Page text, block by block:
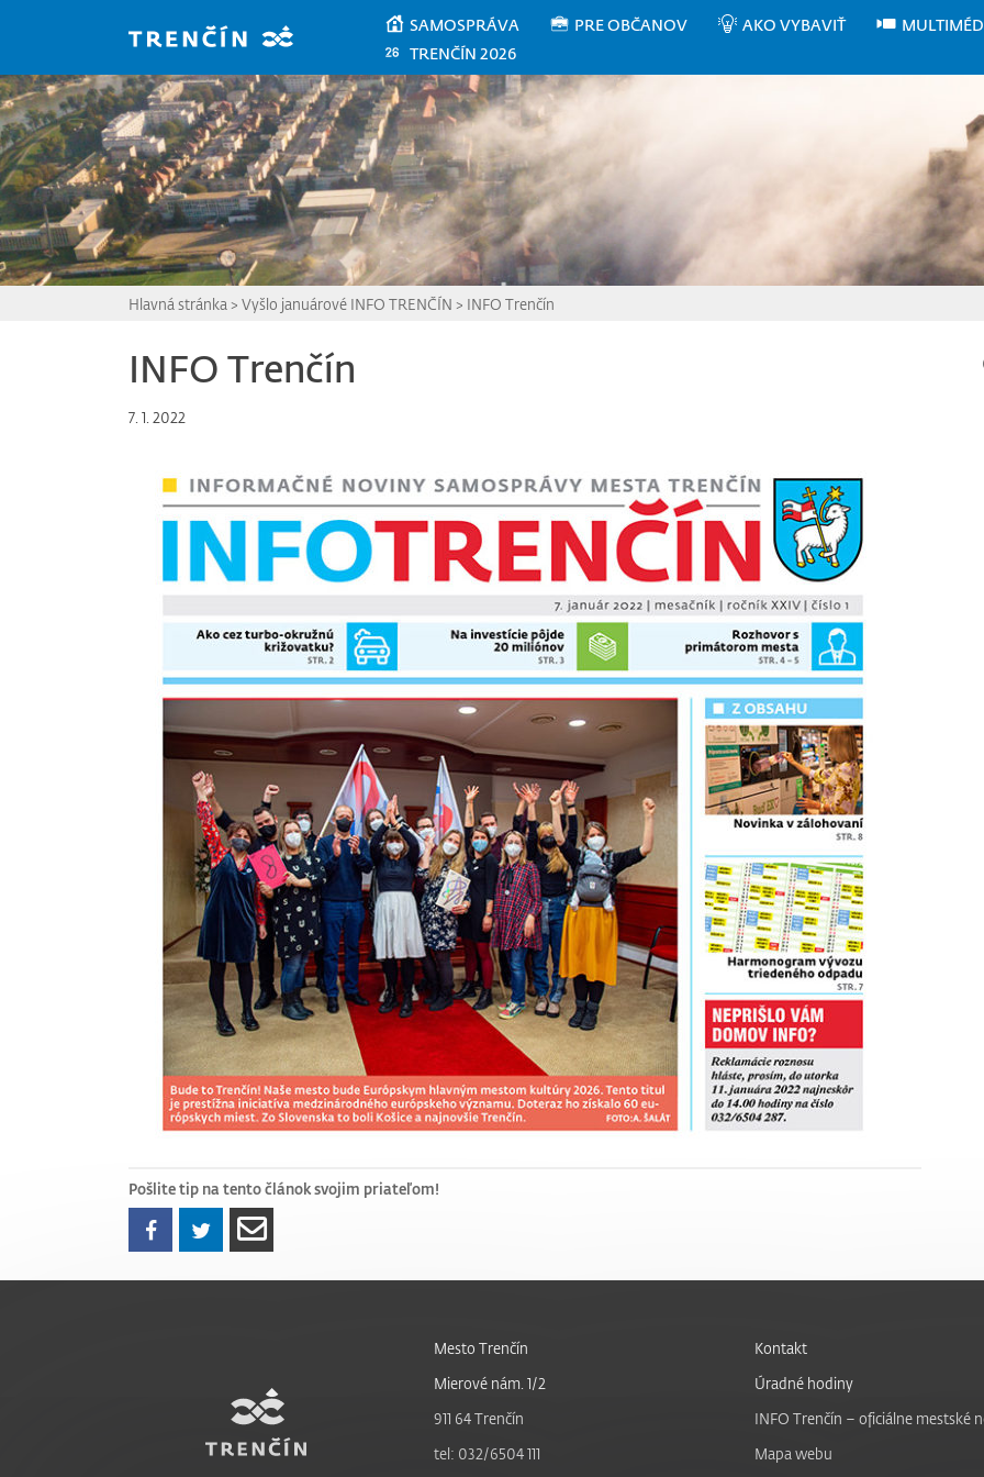
SAMOSPRÁVA PRE OBČANOV AKO VYBAVIŤ
TRENČÍN 2026
Hlavná stránka > Vyšlo januárové INFO TRENČÍN > INFO Trenčín
INFO Trenčín
7. 1. 2022
Pošlite tip na tento článok svojim priateľom!
Mesto Trenčín
Mierové nám. 1/2
911 64 Trenčín
tel: 032/6504 111
Kontakt
Úradné hodiny
INFO Trenčín – oficiálne mestské
Mapa webu